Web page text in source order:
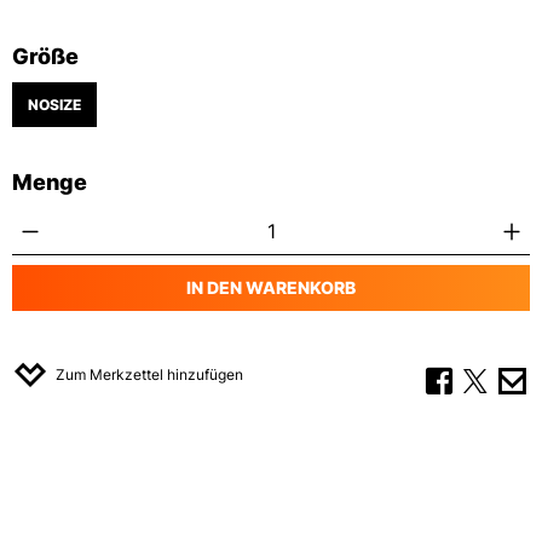
Größeauswählen
NOSIZE
Menge
Produkt Anzahl: Gib den gewünschten
IN DEN WARENKORB
Zum Merkzettel hinzufügen